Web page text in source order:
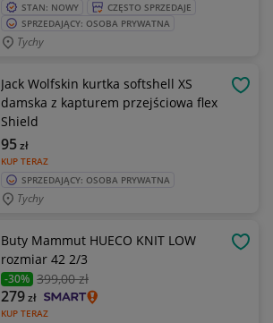
STAN: NOWY
CZĘSTO SPRZEDAJE
SPRZEDAJĄCY: OSOBA PRYWATNA
Tychy
Jack Wolfskin kurtka softshell XS
damska z kapturem przejściowa flex
Shield
KUP TERAZ
95zł
SPRZEDAJĄCY: OSOBA PRYWATNA
Tychy
Buty Mammut HUECO KNIT LOW
rozmiar 42 2/3
-30% 399,00 zł
KUP TERAZ
279zł